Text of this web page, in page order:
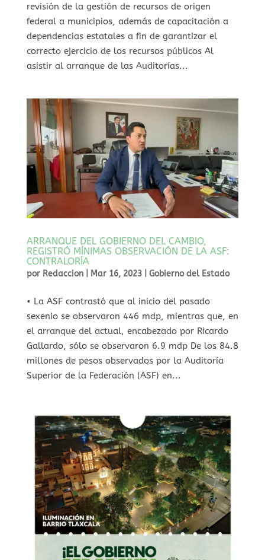
revisión de la gestión de recursos de origen
federal a municipios, además de capacitación a
dependencias estatales a fin de garantizar el
correcto ejercicio de los recursos públicos Al
asistir al arranque de las Auditorías...
ARRANQUE DEL GOBIERNO DEL CAMBIO,
REGISTRÓ MÍNIMAS OBSERVACIÓN DE LA ASF:
CONTRALORÍA
por Redaccion| Mar 16, 2023| Gobierno del Estado
• La ASF contrastó que al inicio del pasado
sexenio se observaron 446 mdp, mientras que, en
el arranque del actual, encabezado por Ricardo
Gallardo, sólo se observaron 6.9 mdp De los 84.8
millones de pesos observados por la Auditoría
Superior de la Federación (ASF) en...